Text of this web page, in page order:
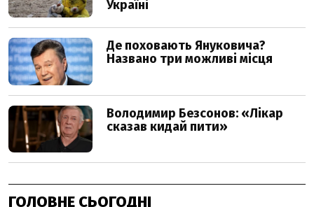
ГОЛОВНЕ СЬОГОДНІ